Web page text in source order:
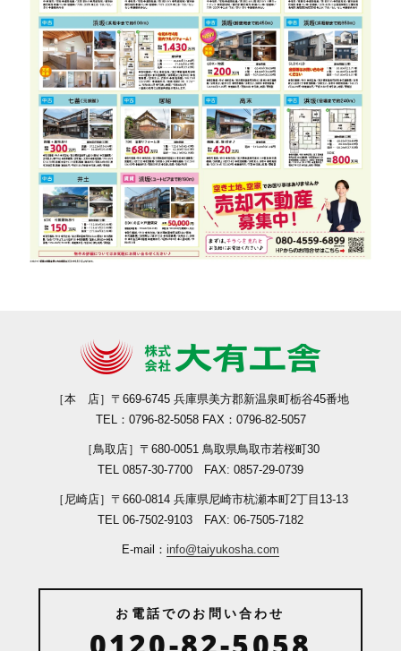
［本 店］ 〒669-6745 兵庫県美方郡新温泉町栃谷45番地
TEL：0796-82-5058 FAX：0796-82-5057
［鳥取店］ 〒680-0051 鳥取県鳥取市若桜町30
TEL 0857-30-7700 FAX: 0857-29-0739
［尼崎店］ 〒660-0814 兵庫県尼崎市杭瀬本町2丁目13-13
TEL 06-7502-9103 FAX: 06-7505-7182
E-mail： info@taiyukosha.com
お電話でのお問い合わせ